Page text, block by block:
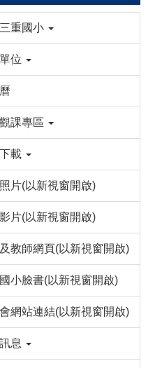
重國小
位
課專區
載
片(以新視窗開啟)
片(以新視窗開啟)
教師網頁(以新視窗開啟)
小臉書(以新視窗開啟)
網站連結(以新視窗開啟)
息